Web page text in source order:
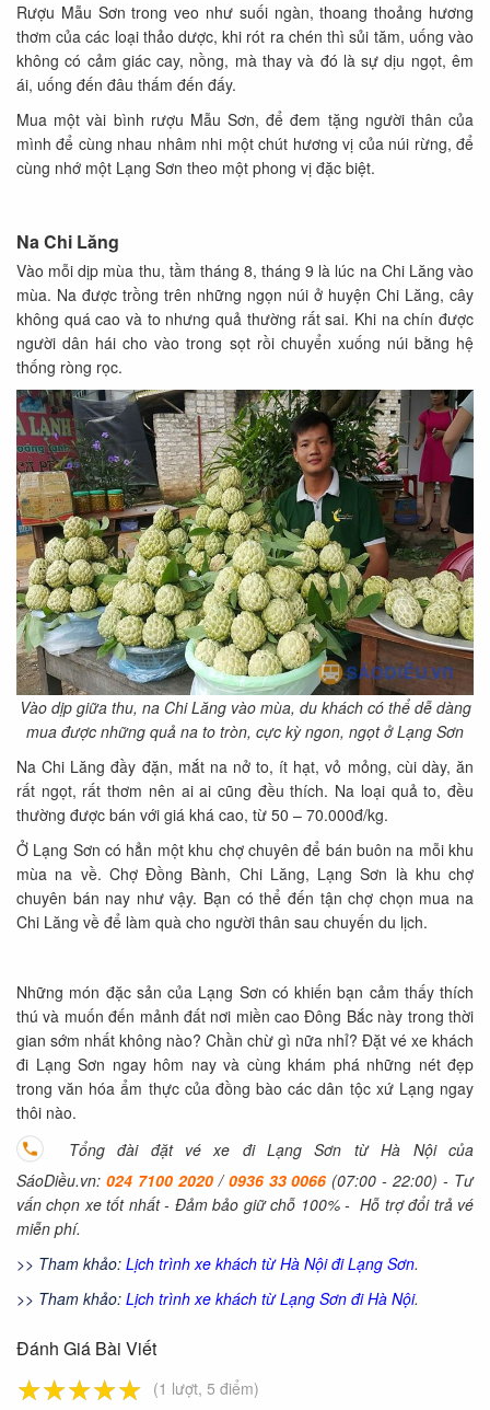
Rượu Mẫu Sơn trong veo như suối ngàn, thoang thoảng hương
thơm của các loại thảo dược, khi rót ra chén thì sủi tăm, uống vào
không có cảm giác cay, nồng, mà thay và đó là sự dịu ngọt, êm
ái, uống đến đâu thấm đến đấy.
Mua một vài bình rượu Mẫu Sơn, để đem tặng người thân của
mình để cùng nhau nhâm nhi một chút hương vị của núi rừng, để
cùng nhớ một Lạng Sơn theo một phong vị đặc biệt.
Na Chi Lăng
Vào mỗi dịp mùa thu, tầm tháng 8, tháng 9 là lúc na Chi Lăng vào
mùa. Na được trồng trên những ngọn núi ở huyện Chi Lăng, cây
không quá cao và to nhưng quả thường rất sai. Khi na chín được
người dân hái cho vào trong sọt rồi chuyển xuống núi bằng hệ
thống ròng rọc.
Vào dịp giữa thu, na Chi Lăng vào mùa, du khách có thể dễ dàng
mua được những quả na to tròn, cực kỳ ngon, ngọt ở Lạng Sơn
Na Chi Lăng đầy đặn, mắt na nở to, ít hạt, vỏ mỏng, cùi dày, ăn
rất ngọt, rất thơm nên ai ai cũng đều thích. Na loại quả to, đều
thường được bán với giá khá cao, từ 50 – 70.000đ/kg.
Ở Lạng Sơn có hẳn một khu chợ chuyên để bán buôn na mỗi khu
mùa na về. Chợ Đồng Bành, Chi Lăng, Lạng Sơn là khu chợ
chuyên bán nay như vậy. Bạn có thể đến tận chợ chọn mua na
Chi Lăng về để làm quà cho người thân sau chuyến du lịch.
Những món đặc sản của Lạng Sơn có khiến bạn cảm thấy thích
thú và muốn đến mảnh đất nơi miền cao Đông Bắc này trong thời
gian sớm nhất không nào? Chần chừ gì nữa nhỉ? Đặt vé xe khách
đi Lạng Sơn ngay hôm nay và cùng khám phá những nét đẹp
trong văn hóa ẩm thực của đồng bào các dân tộc xứ Lạng ngay
thôi nào.
Tổng đài đặt vé xe đi Lạng Sơn từ Hà Nội của
SáoDiều.vn: 024 7100 2020/0936 33 0066 (07:00 - 22:00) - Tư
vấn chọn xe tốt nhất - Đảm bảo giữ chỗ 100% - Hỗ trợ đổi trả vé
miễn phí.
>> Tham khảo: Lịch trình xe khách từ Hà Nội đi Lạng Sơn.
>> Tham khảo: Lịch trình xe khách từ Lạng Sơn đi Hà Nội.
Đánh Giá Bài Viết
☆☆☆☆☆
★★★★★ (1 lượt, 5 điểm)